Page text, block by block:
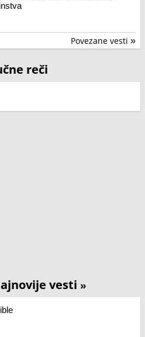
Povezane vesti »
reči
vesti »